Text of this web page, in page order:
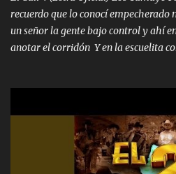
recuerdo que lo conocí
un señor la gente bajo control y ahí
anotar el corridón Y en la escuelita
camisa es color Verde y peleam0s la
con los drones patrullando la
Bellas Artes me ve en las blancas ya
verde se le extraña pa que sepan Aquí